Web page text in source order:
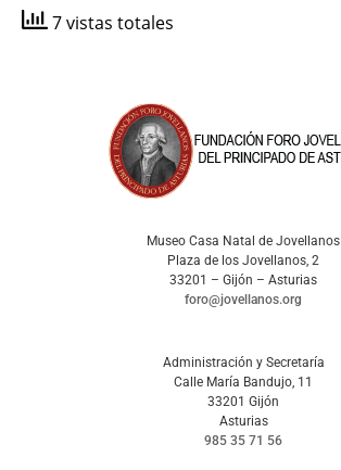
7 vistas totales
Museo Casa Natal de Jovellanos
Plaza de los Jovellanos, 2
33201 – Gijón – Asturias
foro@jovellanos.org
Administración y Secretaría
Calle María Bandujo, 11
33201 Gijón
Asturias
985 35 71 56